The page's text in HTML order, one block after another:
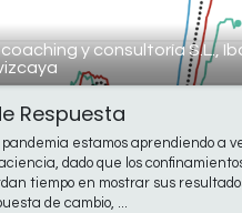
y consultoría S.L.,
Respuesta
estamos aprendiendo a
dado que los
tiempo en mostrar sus
de cambio, ...